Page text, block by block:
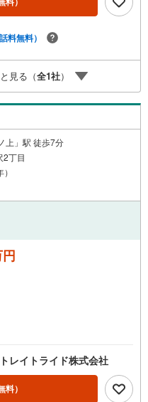
料無料）
見る（全1社）
上」駅 徒歩7分
2丁目
レイトライド株式会社
料）